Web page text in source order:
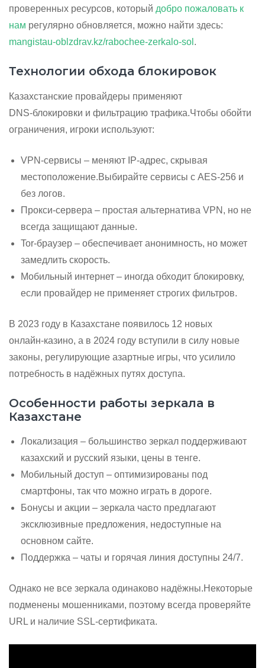
проверенных ресурсов, который добро пожаловать к
нам регулярно обновляется, можно найти здесь:
mangistau-oblzdrav.kz/rabochee-zerkalo-sol .
Технологии обхода блокировок
Казахстанские провайдеры применяют
DNS‑блокировки и фильтрацию трафика.Чтобы обойти
ограничения, игроки используют:
VPN‑сервисы – меняют IP‑адрес, скрывая
местоположение.Выбирайте сервисы с AES‑256 и
без логов.
Прокси‑сервера – простая альтернатива VPN, но не
всегда защищают данные.
Tor‑браузер – обеспечивает анонимность, но может
замедлить скорость.
Мобильный интернет – иногда обходит блокировку,
если провайдер не применяет строгих фильтров.
В 2023 году в Казахстане появилось 12 новых
онлайн‑казино, а в 2024 году вступили в силу новые
законы, регулирующие азартные игры, что усилило
потребность в надёжных путях доступа.
Особенности работы зеркала в
Казахстане
Локализация – большинство зеркал поддерживают
казахский и русский языки, цены в тенге.
Мобильный доступ – оптимизированы под
смартфоны, так что можно играть в дороге.
Бонусы и акции – зеркала часто предлагают
эксклюзивные предложения, недоступные на
основном сайте.
Поддержка – чаты и горячая линия доступны 24/7.
Однако не все зеркала одинаково надёжны.Некоторые
подменены мошенниками, поэтому всегда проверяйте
URL и наличие SSL‑сертификата.